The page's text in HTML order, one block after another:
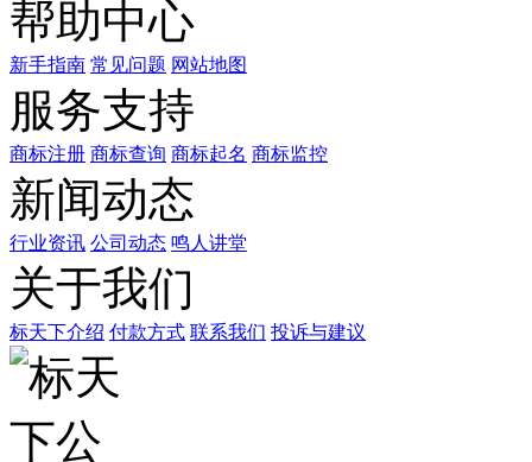
帮助中心
新手指南 常见问题 网站地图
服务支持
商标注册 商标查询 商标起名 商标监控
新闻动态
行业资讯 公司动态 鸣人讲堂
关于我们
标天下介绍 付款方式 联系我们 投诉与建议